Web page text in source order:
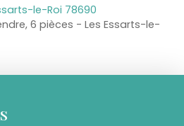
le-Roi 78690
6 pièces - Les Essarts-le-